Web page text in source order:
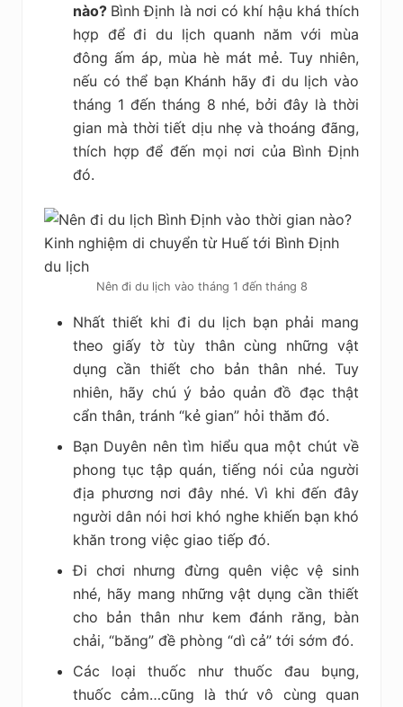
nào? Bình Định là nơi có khí hậu khá thích
hợp để đi du lịch quanh năm với mùa
đông ấm áp, mùa hè mát mẻ. Tuy nhiên,
nếu có thể bạn Khánh hãy đi du lịch vào
tháng 1 đến tháng 8 nhé, bởi đây là thời
gian mà thời tiết dịu nhẹ và thoáng đãng,
thích hợp để đến mọi nơi của Bình Định
đó.
Nên đi du lịch vào tháng 1 đến tháng 8
Nhất thiết khi đi du lịch bạn phải mang
theo giấy tờ tùy thân cùng những vật
dụng cần thiết cho bản thân nhé. Tuy
nhiên, hãy chú ý bảo quản đồ đạc thật
cẩn thân, tránh “kẻ gian” hỏi thăm đó.
Bạn Duyên nên tìm hiểu qua một chút về
phong tục tập quán, tiếng nói của người
địa phương nơi đây nhé. Vì khi đến đây
người dân nói hơi khó nghe khiến bạn khó
khăn trong việc giao tiếp đó.
Đi chơi nhưng đừng quên việc vệ sinh
nhé, hãy mang những vật dụng cần thiết
cho bản thân như kem đánh răng, bàn
chải, “băng” đề phòng “dì cả” tới sớm đó.
Các loại thuốc như thuốc đau bụng,
thuốc cảm…cũng là thứ vô cùng quan